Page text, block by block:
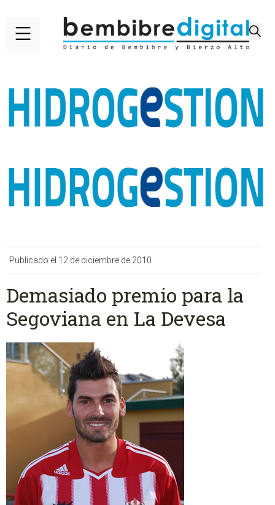
Publicado el 12 de diciembre de 2010
Demasiado premio para la
Segoviana en La Devesa